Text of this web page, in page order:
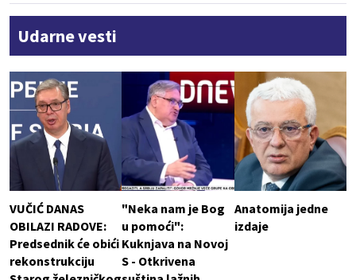
Udarne vesti
VUČIĆ DANAS
OBILAZI RADOVE:
Predsednik će obići
rekonstrukciju
"Neka nam je Bog
u pomoći":
Kuknjava na Novoj
S - Otkrivena
Anatomija jedne
izdaje